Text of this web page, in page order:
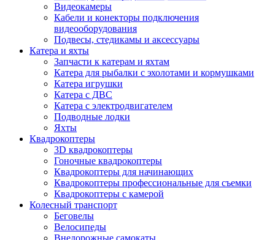
Видеокамеры
Кабели и конекторы подключения
видеооборудования
Подвесы, стедикамы и аксессуары
Катера и яхты
Запчасти к катерам и яхтам
Катера для рыбалки с эхолотами и кормушками
Катера игрушки
Катера с ДВС
Катера с электродвигателем
Подводные лодки
Яхты
Квадрокоптеры
3D квадрокоптеры
Гоночные квадрокоптеры
Квадрокоптеры для начинающих
Квадрокоптеры профессиональные для съемки
Квадрокоптеры с камерой
Колесный транспорт
Беговелы
Велосипеды
Внедорожные самокаты